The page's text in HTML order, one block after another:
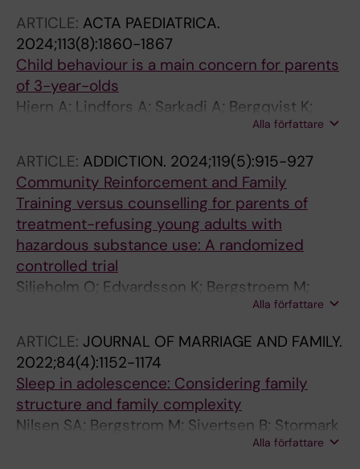
ARTICLE: ACTA PAEDIATRICA.
2024;113(8):1860-1867
Child behaviour is a main concern for parents
of 3-year-olds
Hjern A; Lindfors A; Sarkadi A; Bergqvist K;
Alla författare
ARTICLE: ADDICTION. 2024;119(5):915-927
Community Reinforcement and Family
Training versus counselling for parents of
treatment-refusing young adults with
hazardous substance use: A randomized
controlled trial
Siljeholm O; Edvardsson K; Bergstroem M;
Alla författare
ARTICLE: JOURNAL OF MARRIAGE AND FAMILY.
2022;84(4):1152-1174
Sleep in adolescence: Considering family
structure and family complexity
Nilsen SA; Bergstrom M; Sivertsen B; Stormark
Alla författare